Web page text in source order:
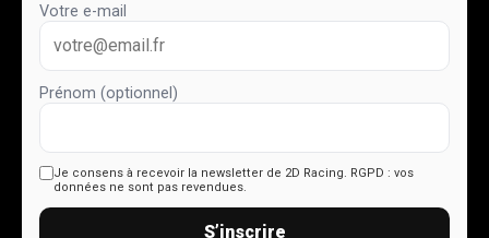
Votre e-mail
Prénom (optionnel)
Je consens à recevoir la newsletter de 2D Racing. RGPD : vos
données ne sont pas revendues.
S’inscrire